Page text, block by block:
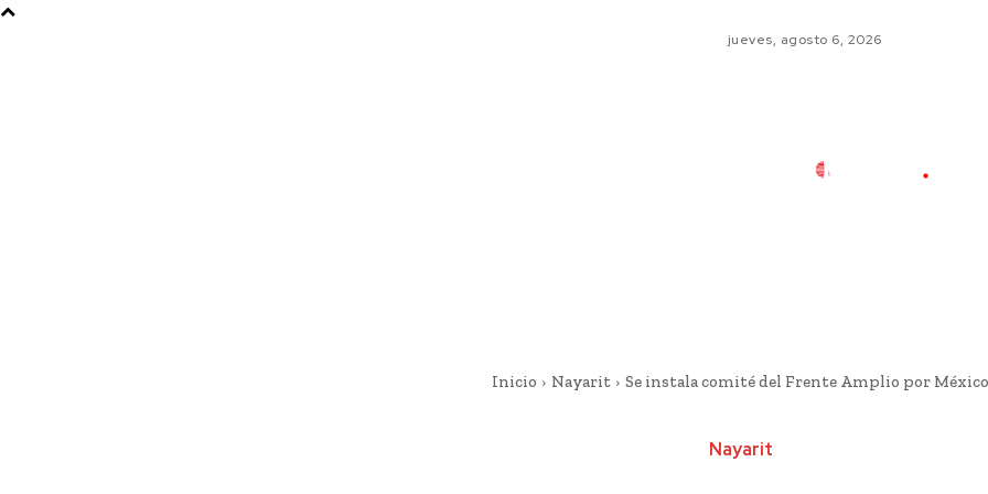
jueves, agosto 6, 2026
Inicio Nayarit Se instala comité del Frente Amplio por México
Nayarit